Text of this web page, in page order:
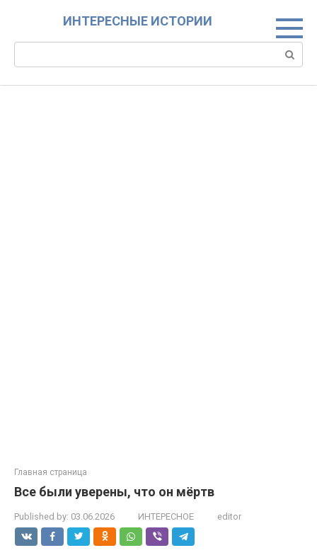
ИНТЕРЕСНЫЕ ИСТОРИИ
Главная страница
Все были уверены, что он мёртв
Published by: 03.06.2026 ИНТЕРЕСНОЕ editor